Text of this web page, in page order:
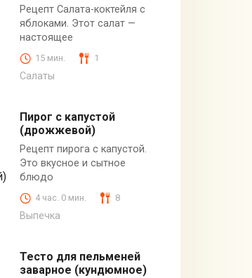
Рецепт Салата-коктейля с
яблоками. Этот салат —
настоящее
15 мин. 1
Салаты
Пирог с капустой
(дрожжевой)
Рецепт пирога с капустой.
Это вкусное и сытное
блюдо
4 час. 0 мин. 8
Выпечка
Тесто для пельменей
заварное (кундюмное)